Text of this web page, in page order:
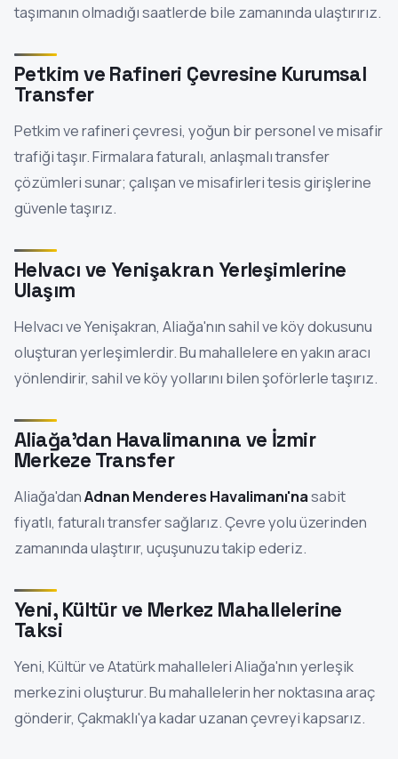
taşımanın olmadığı saatlerde bile zamanında ulaştırırız.
Petkim ve Rafineri Çevresine Kurumsal
Transfer
Petkim ve rafineri çevresi, yoğun bir personel ve misafir
trafiği taşır. Firmalara faturalı, anlaşmalı transfer
çözümleri sunar; çalışan ve misafirleri tesis girişlerine
güvenle taşırız.
Helvacı ve Yenişakran Yerleşimlerine
Ulaşım
Helvacı ve Yenişakran, Aliağa'nın sahil ve köy dokusunu
oluşturan yerleşimlerdir. Bu mahallelere en yakın aracı
yönlendirir, sahil ve köy yollarını bilen şoförlerle taşırız.
Aliağa'dan Havalimanına ve İzmir
Merkeze Transfer
Aliağa'danAdnan Menderes Havalimanı'nasabit
fiyatlı, faturalı transfer sağlarız. Çevre yolu üzerinden
zamanında ulaştırır, uçuşunuzu takip ederiz.
Yeni, Kültür ve Merkez Mahallelerine
Taksi
Yeni, Kültür ve Atatürk mahalleleri Aliağa'nın yerleşik
merkezini oluşturur. Bu mahallelerin her noktasına araç
gönderir, Çakmaklı'ya kadar uzanan çevreyi kapsarız.